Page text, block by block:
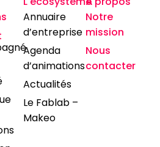
Annuaire
d’entreprise
Agenda
d’animations
Actualités
Le Fablab –
Makeo
Notre
mission
Nous
contacter